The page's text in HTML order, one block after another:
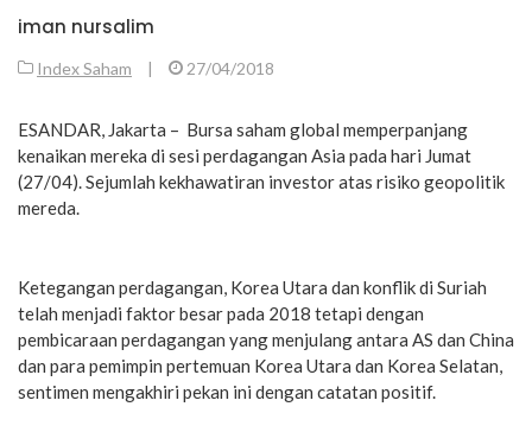
iman nursalim
Index Saham | 27/04/2018
ESANDAR, Jakarta – Bursa saham global memperpanjang
kenaikan mereka di sesi perdagangan Asia pada hari Jumat
(27/04). Sejumlah kekhawatiran investor atas risiko geopolitik
mereda.
Ketegangan perdagangan, Korea Utara dan konflik di Suriah
telah menjadi faktor besar pada 2018 tetapi dengan
pembicaraan perdagangan yang menjulang antara AS dan China
dan para pemimpin pertemuan Korea Utara dan Korea Selatan,
sentimen mengakhiri pekan ini dengan catatan positif.